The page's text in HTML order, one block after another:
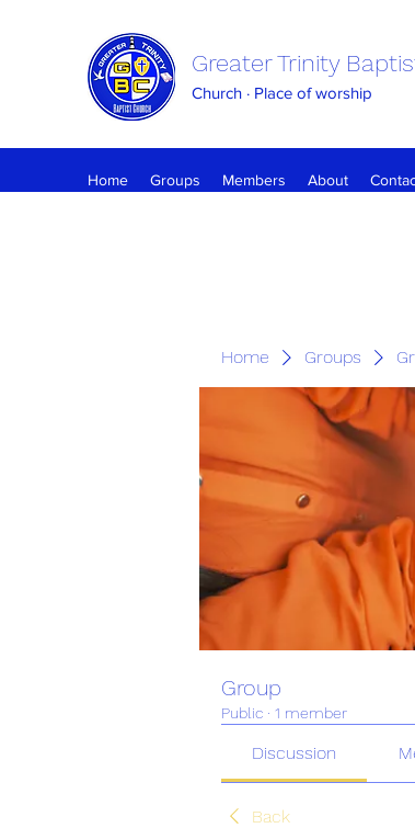
Greater Trinity
Church · Place of worship
Home Groups Members About
Home Groups
Group
Public · 1 member
Discussion
Back